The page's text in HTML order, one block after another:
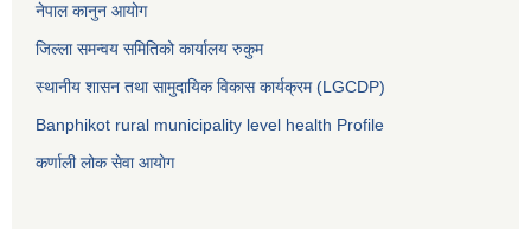
नेपाल कानुन आयोग
जिल्ला समन्वय समितिको कार्यालय रुकुम
स्थानीय शासन तथा सामुदायिक विकास कार्यक्रम (LGCDP)
Banphikot rural municipality level health Profile
कर्णाली लोक सेवा आयाेग